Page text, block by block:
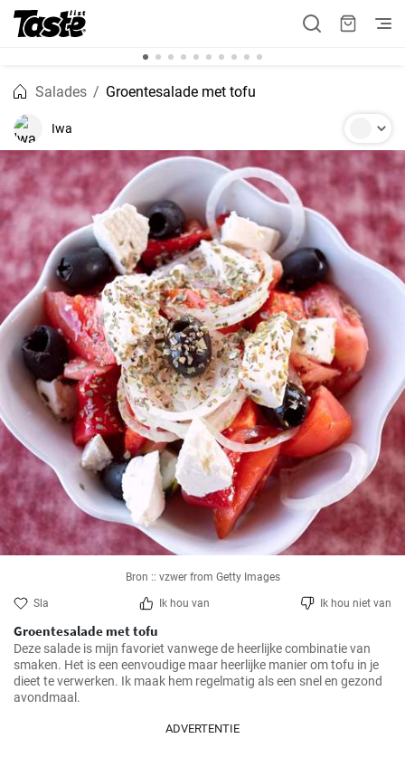
Salades Groentesalade met tofu
Iwa
Bron :: vzwer from Getty Images
Sla Ik hou van Ik hou niet van
Groentesalade met tofu
Deze salade is mijn favoriet vanwege de heerlijke combinatie van
smaken. Het is een eenvoudige maar heerlijke manier om tofu in je
dieet te verwerken. Ik maak hem regelmatig als een snel en gezond
ADVERTENTIE